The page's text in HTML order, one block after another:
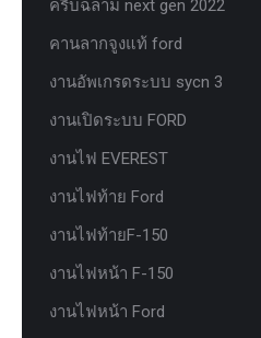
ครีบฉลาม next gen 2022
คานลากจูงแท้ ford
งานอัพเกรดระบบ sycn 3
งานเปิดระบบ FORD
งานไฟ EVEREST
งานไฟท้าย Ford
งานไฟท้ายF-150
งานไฟหน้า F-150
งานไฟหน้า Ford